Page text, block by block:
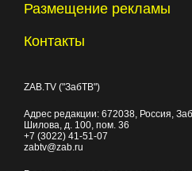
Размещение рекламы
Контакты
ZAB.TV ("ЗабТВ")
Адрес редакции: 672038, Россия,
Шилова, д. 100, пом. 36
+7 (3022) 41-51-07
zabtv@zab.ru